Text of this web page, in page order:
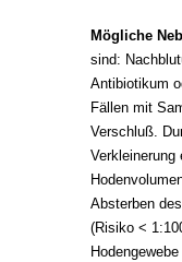
Mögliche
sind:
Antibiotikum
Fällen mit
Verschluß.
Verkleinerung
Absterben
(Risiko <